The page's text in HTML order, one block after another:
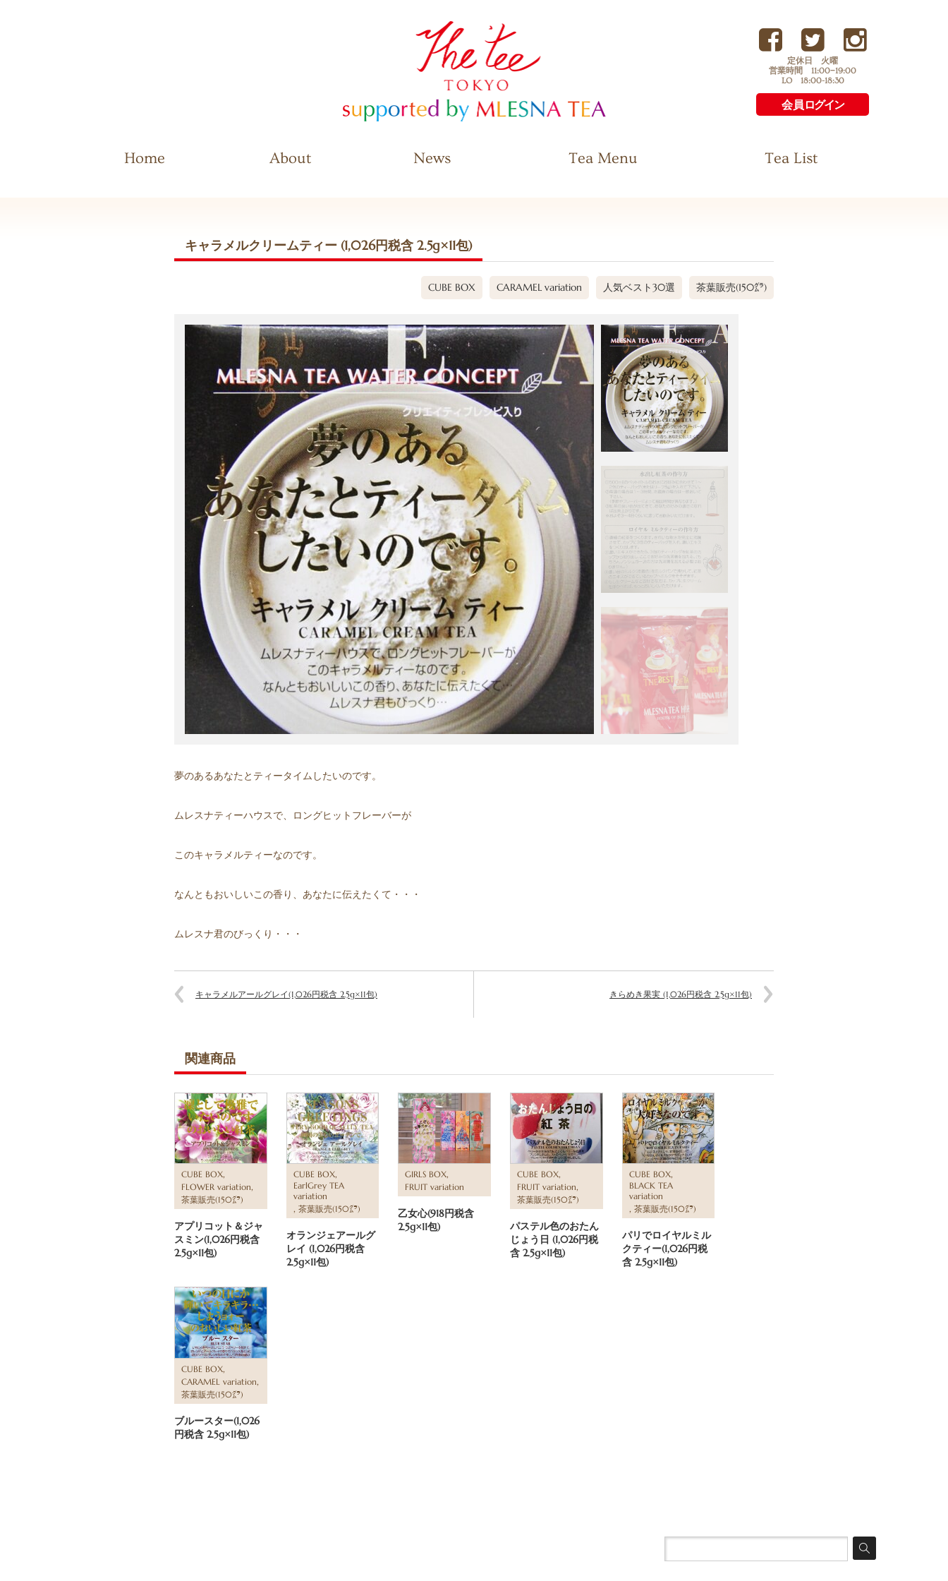
MLESNA TEA
定休日 火曜
営業時間 11:00−19:00
LO 18:00-18:30
会員 ログイン
Home About News Tea Menu Tea List
キャラメルクリームティー (1,026円税含 2.5g×11包)
CUBE BOX CARAMEL variation 人気ベスト30選 茶葉販売(150㌘)
夢のあるあなたとティータイムしたいのです。
ムレスナティーハウスで、ロングヒットフレーバーが
このキャラメルティーなのです。
なんともおいしいこの香り、あなたに伝えたくて・・・
ムレスナ君のびっくり・・・
キャラメルアールグレイ(1,026円税含 2.5g×11包) きらめき果実 (1,026円税含 2.5g×11包)
関連商品
CUBE BOX,
FLOWER variation,
茶葉販売(150㌘)
アプリコット＆ジャ
スミン(1,026円税含
2.5g×11包)
CUBE BOX,
EarlGrey TEA
variation
, 茶葉販売(150㌘)
オランジェアールグ
レイ (1,026円税含
2.5g×11包)
GIRLS BOX,
FRUIT variation
乙女心(918円税含
2.5g×11包)
CUBE BOX,
FRUIT variation,
茶葉販売(150㌘)
パステル色のおたん
じょう日 (1,026円税
含 2.5g×11包)
CUBE BOX,
BLACK TEA
variation
, 茶葉販売(150㌘)
パリでロイヤルミル
クティー(1,026円税
含 2.5g×11包)
CUBE BOX,
CARAMEL variation,
茶葉販売(150㌘)
ブルースター(1,026
円税含 2.5g×11包)